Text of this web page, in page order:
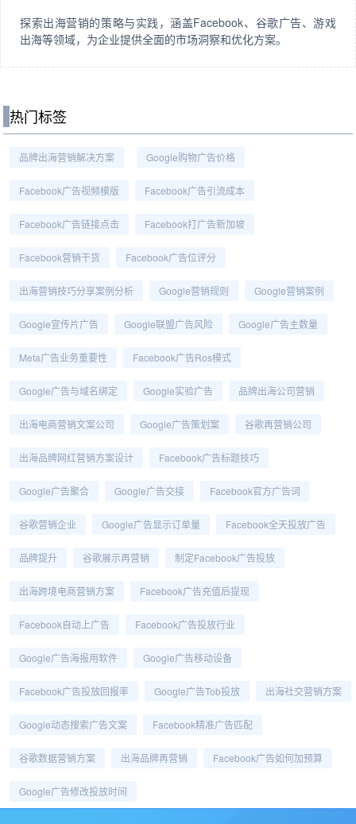
探索出海营销的策略与实践，涵盖Facebook、谷歌广告、游戏
出海等领域，为企业提供全面的市场洞察和优化方案。
热门标签
品牌出海营销解决方案 Google购物广告价格
Facebook广告视频模版 Facebook广告引流成本
Facebook广告链接点击 Facebook打广告新加坡
Facebook营销干货 Facebook广告位评分
出海营销技巧分享案例分析 Google营销规则 Google营销案例
Google宣传片广告 Google联盟广告风险 Google广告主数量
Meta广告业务重要性 Facebook广告ros模式
Google广告与域名绑定 Google实验广告 品牌出海公司营销
出海电商营销文案公司 Google广告策划案 谷歌再营销公司
出海品牌网红营销方案设计 Facebook广告标题技巧
Google广告聚合 Google广告交接 Facebook官方广告词
谷歌营销企业 Google广告显示订单量 Facebook全天投放广告
品牌提升 谷歌展示再营销 制定Facebook广告投放
出海跨境电商营销方案 Facebook广告充值后提现
Facebook自动上广告 Facebook广告投放行业
Google广告海报用软件 Google广告移动设备
Facebook广告投放回报率 Google广告tob投放 出海社交营销方案
Google动态搜索广告文案 Facebook精准广告匹配
谷歌数据营销方案 出海品牌再营销 Facebook广告如何加预算
Google广告修改投放时间